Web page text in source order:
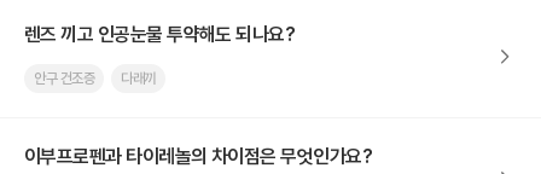
렌즈 끼고 인공눈물 투약해도 되나요?
안구 건조증 다래끼
이부프로펜과 타이레놀의 차이점은 무엇인가요?